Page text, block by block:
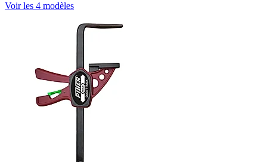
Voir les 4 modèles